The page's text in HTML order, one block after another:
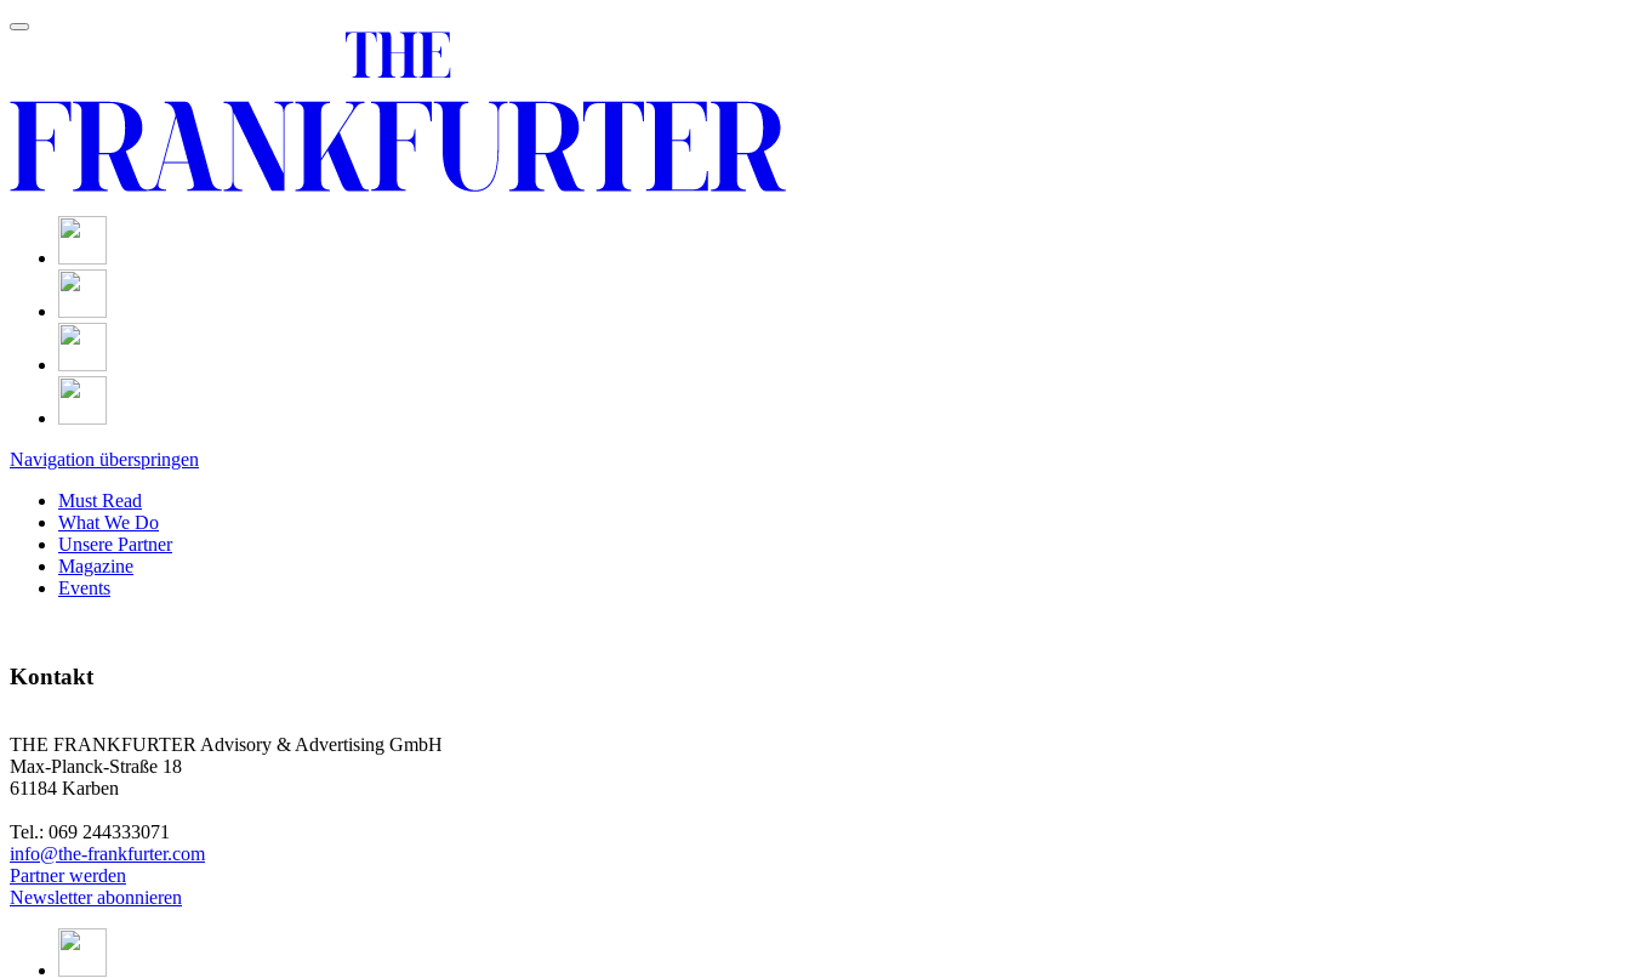
Navigation überspringen
Must Read
What We Do
Unsere Partner
Magazine
Events
Kontakt
THE FRANKFURTER Advisory & Advertising GmbH
Max-Planck-Straße 18
61184 Karben
Tel.: 069 244333071
info@the-frankfurter.com
Partner werden
Newsletter abonnieren